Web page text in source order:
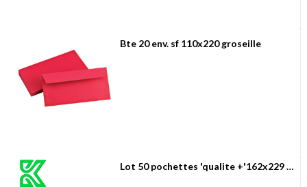
Bte 20 env. sf 110x220 groseille
Lot 50 pochettes 'qualite +'162x229 sf